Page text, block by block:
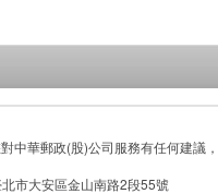
中華郵政(股)公司服務有任何建議，
市大安區金山南路2段55號